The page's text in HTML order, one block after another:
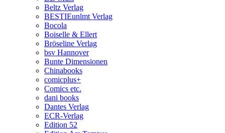
Beltz Verlag
BESTIEunlmt Verlag
Bocola
Boiselle & Ellert
Bröseline Verlag
bsv Hannover
Bunte Dimensionen
Chinabooks
comicplus+
Comics etc.
dani books
Dantes Verlag
ECR-Verlag
Edition 52